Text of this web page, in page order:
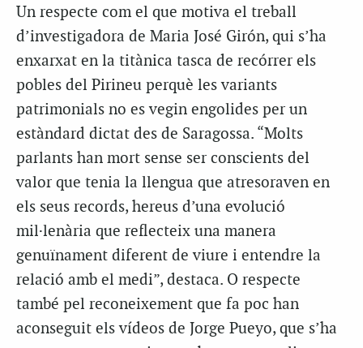
Un respecte com el que motiva el treball
d’investigadora de Maria José Girón, qui s’ha
enxarxat en la titànica tasca de recórrer els
pobles del Pirineu perquè les variants
patrimonials no es vegin engolides per un
estàndard dictat des de Saragossa. “Molts
parlants han mort sense ser conscients del
valor que tenia la llengua que atresoraven en
els seus records, hereus d’una evolució
mil·lenària que reflecteix una manera
genuïnament diferent de viure i entendre la
relació amb el medi”, destaca. O respecte
també pel reconeixement que fa poc han
aconseguit els vídeos de Jorge Pueyo, que s’ha